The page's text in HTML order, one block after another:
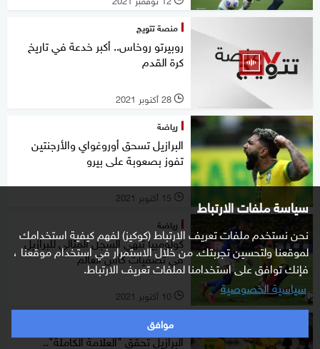
سياسة ملفات الارتباط
نحن نستخدم ملفات تعريف الارتباط (كوكيز) لفهم كيفية استخدامك
لموقعنا ولتحسين تجربتك. من خلال الاستمرار في استخدام موقعنا ،
فإنك توافق على استخدامنا لملفات تعريف الارتباط.
سياسية الخصوصية
موافق
منصة تتويج
روبيرتو روخاس.. أكبر خدعة في تاريخ
كرة القدم
l 28 أكتوبر 2021
رياضة
البرازيل تسحق أوروغواي والأرجنتين
تفوز بصعوبة على بيرو
l 15 أكتوبر 2021
رياضة
كولومبيا تنهي السجل المثالي للبرازيل
في تصفيات كأس العالم
l 10 أكتوبر 2021
رياضة
البرازيل تحقق "العلامة الكاملة"..